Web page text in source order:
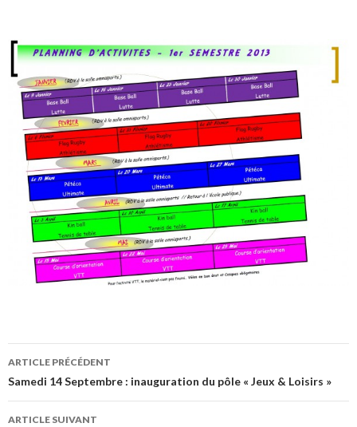
Navigation
des
ARTICLE PRÉCÉDENT
Samedi 14 Septembre : inauguration du pôle « Jeux & Loisirs »
ARTICLE SUIVANT